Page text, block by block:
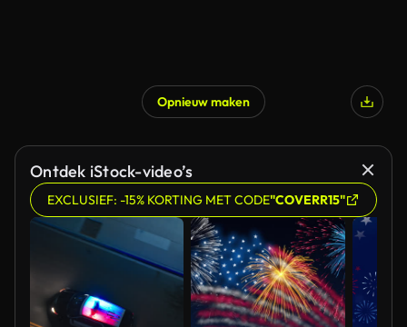
Opnieuw maken
Ontdek iStock-video’s
EXCLUSIEF: -15% KORTING MET CODE"COVERR15"